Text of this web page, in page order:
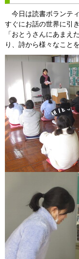
今日は読書ボランテ
すぐにお話の世界に引
「おとうさんにあま
り、詩から様々なこと